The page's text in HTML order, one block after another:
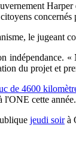
le jugeant
indépendance.
du projet et
de 4600
cette
jeudi soirà